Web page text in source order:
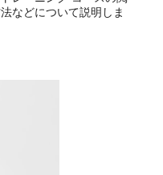
などについて説明しま